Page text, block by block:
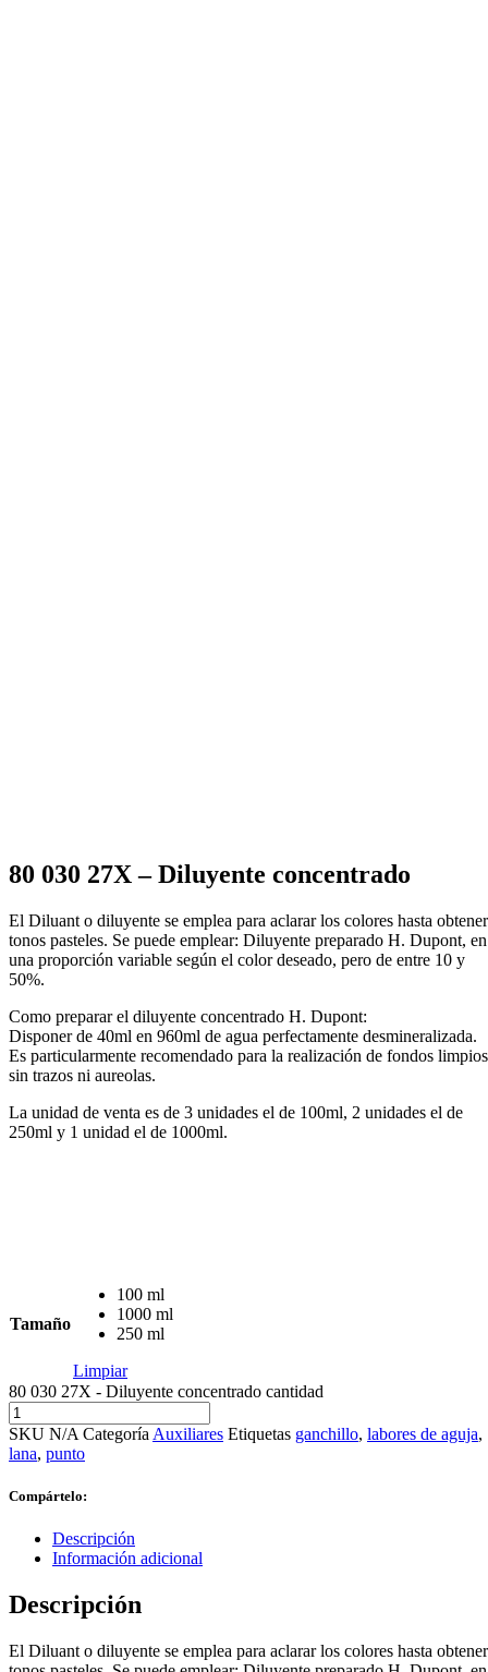
80 030 27X – Diluyente concentrado
El Diluant o diluyente se emplea para aclarar los colores hasta obtener
tonos pasteles. Se puede emplear: Diluyente preparado H. Dupont, en
una proporción variable según el color deseado, pero de entre 10 y
50%.
Como preparar el diluyente concentrado H. Dupont:
Disponer de 40ml en 960ml de agua perfectamente desmineralizada.
Es particularmente recomendado para la realización de fondos limpios
sin trazos ni aureolas.
La unidad de venta es de 3 unidades el de 100ml, 2 unidades el de
250ml y 1 unidad el de 1000ml.
Tamaño
100 ml
1000 ml
250 ml
Limpiar
80 030 27X - Diluyente concentrado cantidad
SKU N/A Categoría Auxiliares Etiquetas ganchillo, labores de aguja,
lana, punto
Compártelo:
Descripción
Información adicional
Descripción
El Diluant o diluyente se emplea para aclarar los colores hasta obtener